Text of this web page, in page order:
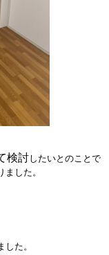
検討したいとのことで
した。
た。